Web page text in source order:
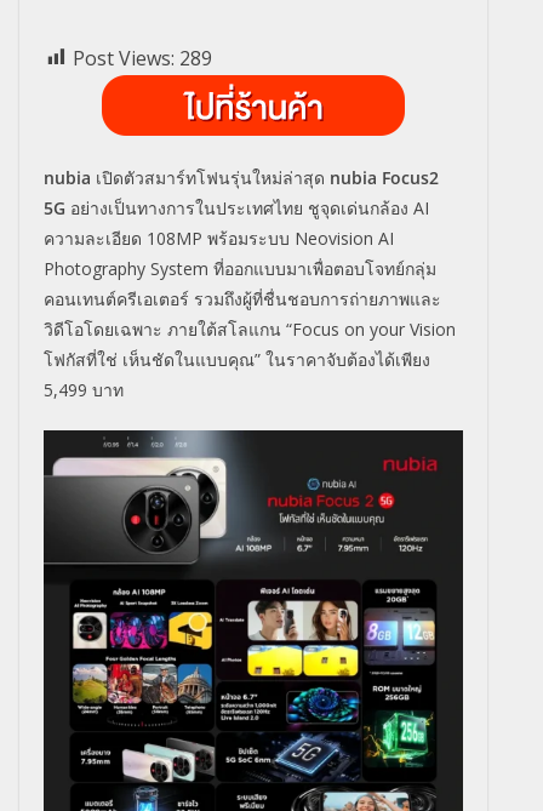
Post Views: 289
nubia เปิดตัวสมาร์ทโฟนรุ่นใหม่ล่าสุด nubia Focus2
5G อย่างเป็นทางการในประเทศไทย ชูจุดเด่นกล้อง AI
ความละเอียด 108MP พร้อมระบบ Neovision AI
Photography System ที่ออกแบบมาเพื่อตอบโจทย์กลุ่ม
คอนเทนต์ครีเอเตอร์ รวมถึงผู้ที่ชื่นชอบการถ่ายภาพและ
วิดีโอโดยเฉพาะ ภายใต้สโลแกน “Focus on your Vision
โฟกัสที่ใช่ เห็นชัดในแบบคุณ” ในราคาจับต้องได้เพียง
5,499 บาท